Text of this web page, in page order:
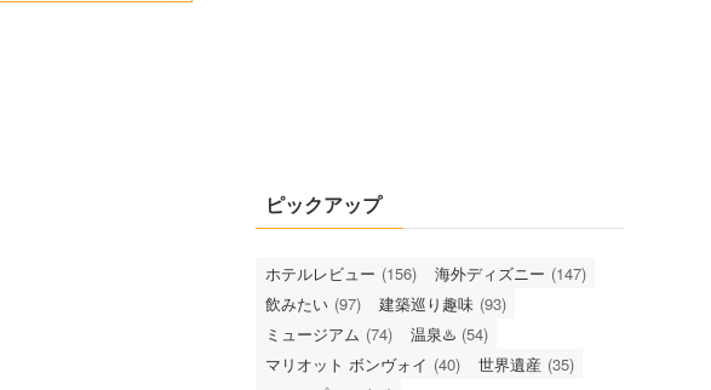
ピックアップ
ホテルレビュー (156) 海外ディズニー (147)
飲みたい (97) 建築巡り趣味 (93)
ミュージアム (74) 温泉♨️ (54)
マリオット ボンヴォイ (40) 世界遺産 (35)